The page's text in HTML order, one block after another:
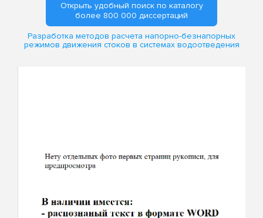
Открыть удобный поиск по каталогу
более 800 000 диссертаций
Разработка методов расчета напорно-безнапорных
режимов движения стоков в системах водоотведения